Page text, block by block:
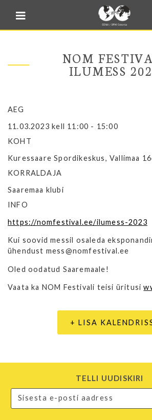
Blogi
E-pood
Minu BPW
NOM
ILUMESS
AEG
11.03.2023 kell 11:00 - 15:00
KOHT
Kuressaare Spordikeskus, Vallimaa
KORRALDAJA
Saaremaa klubi
INFO
https://nomfestival.ee/ilumess-2023
Kui soovid messil osaleda
ühendust mess@nomfestival.ee
Oled oodatud Saaremaale!
Vaata ka NOM Festivali teisi üritusi
+ LISA
TELLI UUDISKIRI